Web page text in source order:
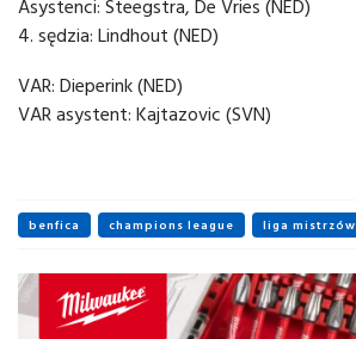
Asystenci: Steegstra, De Vries (NED)
4. sędzia: Lindhout (NED)
VAR: Dieperink (NED)
VAR asystent: Kajtazovic (SVN)
benfica champions league liga mistrzów